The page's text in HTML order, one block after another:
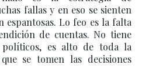
fallas y en eso se sienten
espantosas. Lo feo es la falta
de cuentas. No tiene
es alto de toda la
se tomen las decisiones